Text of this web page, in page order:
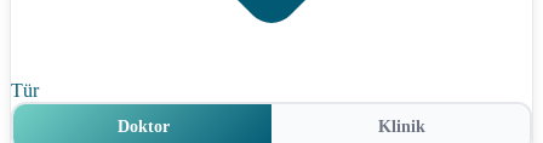
Tür
Doktor Klinik